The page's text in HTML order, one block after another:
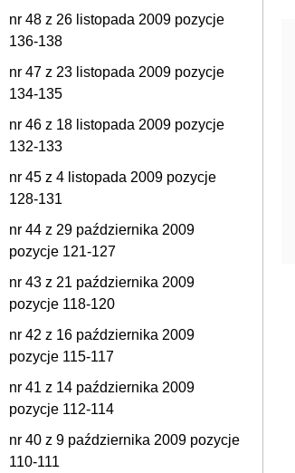
nr 48 z 26 listopada 2009 pozycje
136-138
nr 47 z 23 listopada 2009 pozycje
134-135
nr 46 z 18 listopada 2009 pozycje
132-133
nr 45 z 4 listopada 2009 pozycje
128-131
nr 44 z 29 października 2009
pozycje 121-127
nr 43 z 21 października 2009
pozycje 118-120
nr 42 z 16 października 2009
pozycje 115-117
nr 41 z 14 października 2009
pozycje 112-114
nr 40 z 9 października 2009 pozycje
110-111